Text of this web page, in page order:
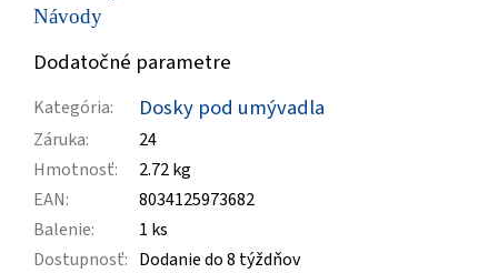
Návody
Dodatočné parametre
Kategória: Dosky pod umývadla
Záruka:
24
Hmotnosť:
2.72 kg
EAN:
8034125973682
Balenie:
1 ks
Dostupnosť: Dodanie do 8 týždňov